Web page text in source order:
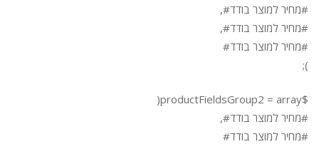
#מחיר למוצר בודד#,
#מחיר למוצר בודד#,
#מחיר למוצר בודד#
);
$productFieldsGroup2 = array(
#מחיר למוצר בודד#,
#מחיר למוצר בודד#